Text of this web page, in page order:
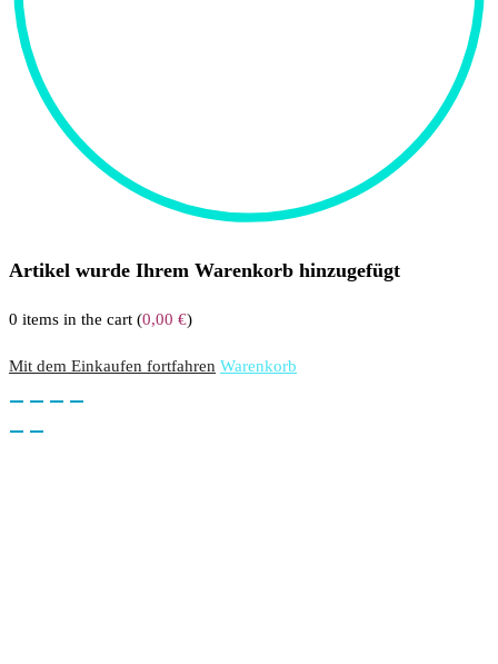
Artikel wurde Ihrem Warenkorb hinzugefügt
0 items in the cart (0,00 €)
Mit dem Einkaufen fortfahren Warenkorb